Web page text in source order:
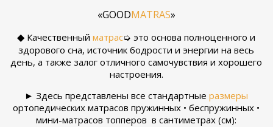
«GOODMATRAS»
◆ Качественныйматрас➭ это основа полноценного и
здорового сна, источник бодрости и энергии на весь
день, а также залог отличного самочувствия и хорошего
настроения.
► Здесь представлены все стандартныеразмеры
ортопедических матрасов пружинных • беспружинных •
мини-матрасов топперов в сантиметрах (см):